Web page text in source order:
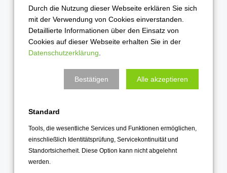
2023
Dezember 2023
November 2023
September 2023
Juli 2023
Juni 2023
Mai 2023
April 2023
Durch die Nutzung dieser Webseite erklären Sie sich
mit der Verwendung von Cookies einverstanden.
Detaillierte Informationen über den Einsatz von
Cookies auf dieser Webseite erhalten Sie in der
Datenschutzerklärung
Bestätigen Alle akzeptieren
Standard
Tools, die wesentliche Services und Funktionen ermöglichen,
einschließlich Identitätsprüfung, Servicekontinuität und
Standortsicherheit. Diese Option kann nicht abgelehnt
werden.